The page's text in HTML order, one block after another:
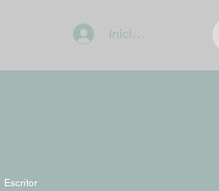
Iniciar sesión
Escritor